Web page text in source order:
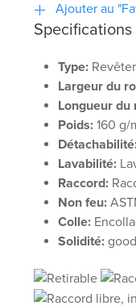
Ajouter au
Specifications
Type:
Largeur du
Longueur du
Poids: 160 g/
Lavabilité:
Raccord:
Non feu:
Colle:
Solidité: